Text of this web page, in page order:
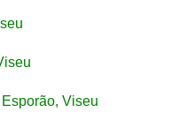
Viseu